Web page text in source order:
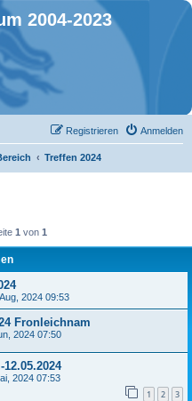
2004-2023
Anmelden
Registrieren
Treffen 2024
1 von 1
2024 09:53
Fronleichnam
2024 07:50
2024 07:53
1 2 3